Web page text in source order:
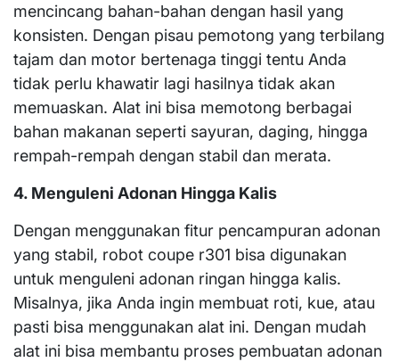
mencincang bahan-bahan dengan hasil yang
konsisten. Dengan pisau pemotong yang terbilang
tajam dan motor bertenaga tinggi tentu Anda
tidak perlu khawatir lagi hasilnya tidak akan
memuaskan. Alat ini bisa memotong berbagai
bahan makanan seperti sayuran, daging, hingga
rempah-rempah dengan stabil dan merata.
4. Menguleni Adonan Hingga Kalis
Dengan menggunakan fitur pencampuran adonan
yang stabil, robot coupe r301 bisa digunakan
untuk menguleni adonan ringan hingga kalis.
Misalnya, jika Anda ingin membuat roti, kue, atau
pasti bisa menggunakan alat ini. Dengan mudah
alat ini bisa membantu proses pembuatan adonan